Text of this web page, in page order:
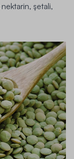
nektarin, şetali,